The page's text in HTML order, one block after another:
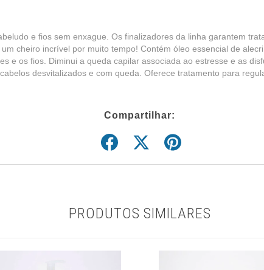
e fios sem enxague. Os finalizadores da linha garantem
cheiro incrível por muito tempo! Contém óleo essencial de
e os fios. Diminui a queda capilar associada ao estresse e as
desvitalizados e com queda. Oferece tratamento para
Compartilhar:
PRODUTOS SIMILARES